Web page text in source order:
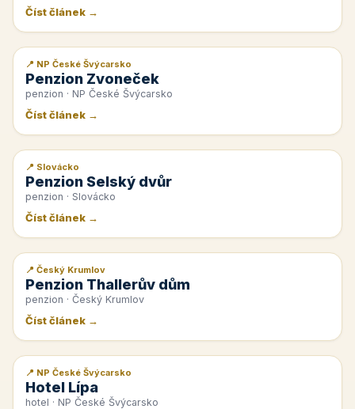
Číst článek →
📰 PR článek
📍 NP České Švýcarsko
Penzion Zvoneček
penzion · NP České Švýcarsko
Číst článek →
📰 PR článek
📍 Slovácko
Penzion Selský dvůr
penzion · Slovácko
Číst článek →
📰 PR článek
📍 Český Krumlov
Penzion Thallerův dům
penzion · Český Krumlov
Číst článek →
📰 PR článek
📍 NP České Švýcarsko
Hotel Lípa
hotel · NP České Švýcarsko